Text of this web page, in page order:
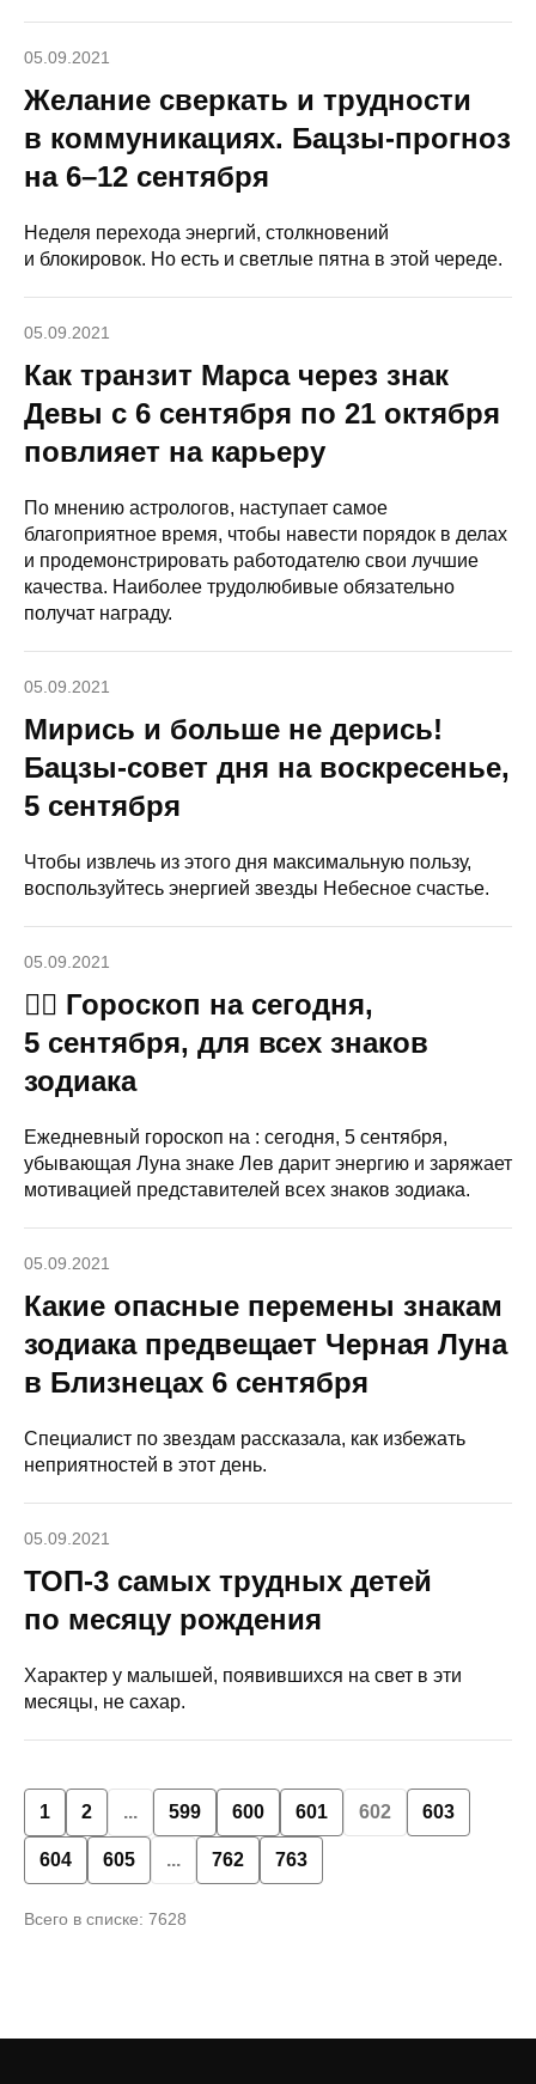
05.09.2021
Желание сверкать и трудности
в коммуникациях. Бацзы-прогноз
на 6–12 сентября
Неделя перехода энергий, столкновений
и блокировок. Но есть и светлые пятна в этой череде.
05.09.2021
Как транзит Марса через знак
Девы с 6 сентября по 21 октября
повлияет на карьеру
По мнению астрологов, наступает самое
благоприятное время, чтобы навести порядок в делах
и продемонстрировать работодателю свои лучшие
качества. Наиболее трудолюбивые обязательно
получат награду.
05.09.2021
Мирись и больше не дерись!
Бацзы-совет дня на воскресенье,
5 сентября
Чтобы извлечь из этого дня максимальную пользу,
воспользуйтесь энергией звезды Небесное счастье.
05.09.2021
🧙‍♀ Гороскоп на сегодня,
5 сентября, для всех знаков
зодиака
Ежедневный гороскоп на : сегодня, 5 сентября,
убывающая Луна знаке Лев дарит энергию и заряжает
мотивацией представителей всех знаков зодиака.
05.09.2021
Какие опасные перемены знакам
зодиака предвещает Черная Луна
в Близнецах 6 сентября
Специалист по звездам рассказала, как избежать
неприятностей в этот день.
05.09.2021
ТОП-3 самых трудных детей
по месяцу рождения
Характер у малышей, появившихся на свет в эти
месяцы, не сахар.
1 2 ... 599 600 601 602 603
604 605 ... 762 763
Всего в списке: 7628